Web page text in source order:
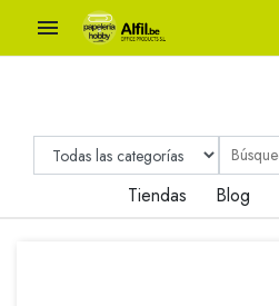

Tiendas Blog